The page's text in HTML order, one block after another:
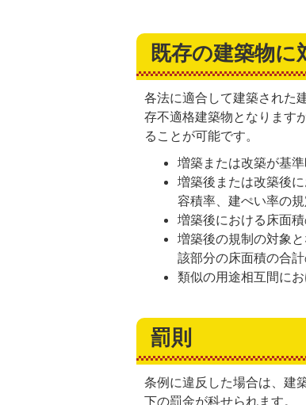
既存の建築物に
各法に適合して建築された
存不適格建築物となります
ることが可能です。
増築または改築が基
増築後または改築後
容積率、建ぺい率の
増築後における床面
増築後の規制の対象
該部分の床面積の合
類似の用途相互間に
罰則
条例に違反した場合は、建
下の罰金が科せられます。